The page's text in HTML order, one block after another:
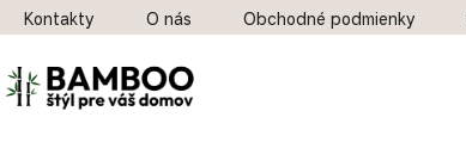
Prejsť na obsah
Kontakty O nás Obchodné podmienky